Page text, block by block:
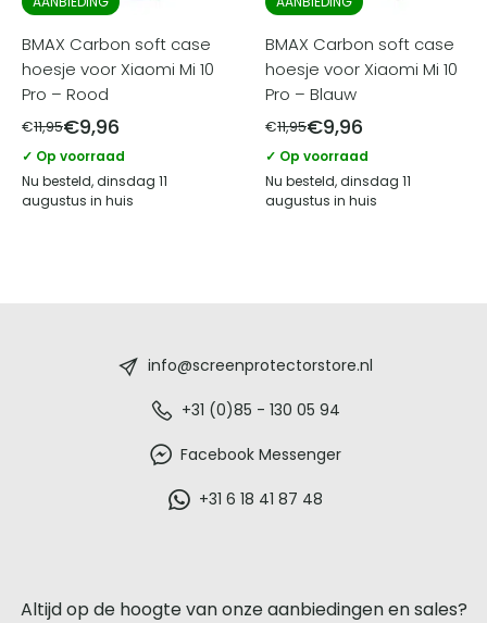
BMAX Carbon soft case
hoesje voor Xiaomi Mi 10
Pro – Rood
€11,95€9,96
✓ Op voorraad
Nu besteld, dinsdag 11
augustus in huis
BMAX Carbon soft case
hoesje voor Xiaomi Mi 10
Pro – Blauw
€11,95€9,96
✓ Op voorraad
Nu besteld, dinsdag 11
augustus in huis
voor
info@screenprotectorstore.nl
+31 (0)85 - 130 05 94
Facebook Messenger
+31 6 18 41 87 48
Altijd op de hoogte van onze aanbiedingen en sales?